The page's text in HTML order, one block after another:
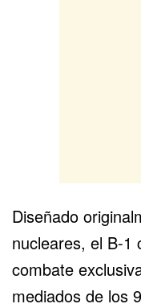
Diseñado
nucleares, el B-1
combate
mediados de los